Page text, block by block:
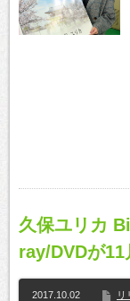
久保ユリカ
ray/DVDが11
2017.10.02
リ